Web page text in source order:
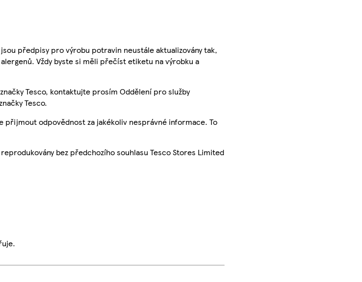
předpisy pro výrobu potravin neustále aktualizovány tak,
Vždy byste si měli přečíst etiketu na výrobku a
Tesco, kontaktujte prosím Oddělení pro služby
Tesco.
přijmout odpovědnost za jakékoliv nesprávné informace. To
bez předchozího souhlasu Tesco Stores Limited